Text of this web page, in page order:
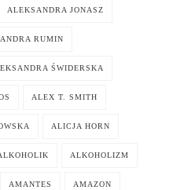
ALEKSANDRA JONASZ
RUMIN
ŚWIDERSKA
ALEX T. SMITH
ALICJA HORN
ALKOHOLIZM
AMANTES AMAZON